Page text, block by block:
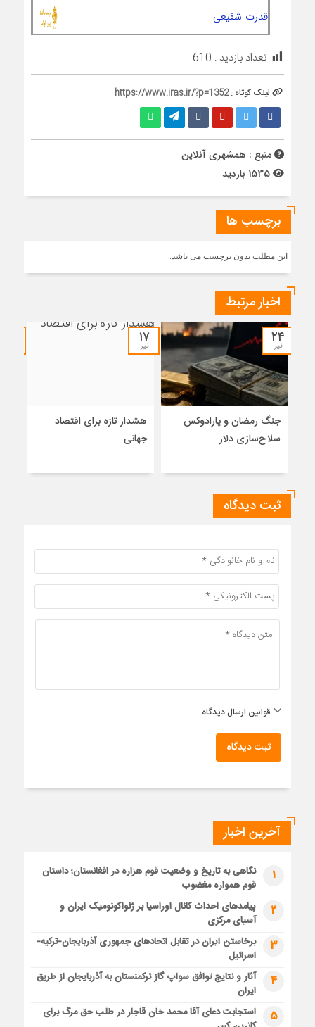
قدرت شفیعی
تعداد بازدید : 610
لینک کوتاه :https://www.iras.ir/?p=1352
منبع : همشهری آنلاین
برچسب ها
این مطلب بدون برچسب می باشد.
اخبار مرتبط
۲۴
تیر
جنگ رمضان و پارادوکس
سلاح‌سازی دلار
۱۷
تیر
هشدار تازه برای اقتصاد
جهانی
ثبت دیدگاه
قوانین ارسال دیدگاه
ثبت دیدگاه
آخرین اخبار
1
نگاهی به تاریخ و وضعیت قوم هزاره در افغانستان؛ داستان
قوم همواره مغضوب
2
پیامدهای احداث کانال اوراسیا بر ژئواکونومیک ایران و
آسیای مرکزی
3
برخاستن ایران در تقابل اتحادهای جمهوری آذربایجان-ترکیه-
اسرائیل
4
آثار و نتایج توافق سواپ گاز ترکمنستان به آذربایجان از طریق
ایران
5
استجابت دعای آقا محمد خان قاجار در طلب حق مرگ برای